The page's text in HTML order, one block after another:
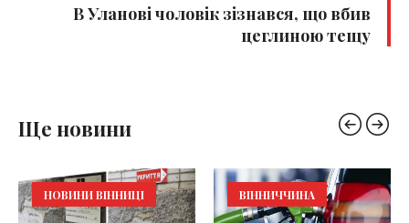
В Уланові чоловік зізнався, що вбив
цеглиною тещу
Ще новини
НОВИНИ ВІННИЦІ ВІННИЧЧИНА